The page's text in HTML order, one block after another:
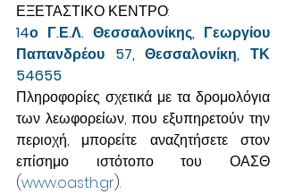
ΕΞΕΤΑΣΤΙΚΟ ΚΕΝΤΡΟ:
14ο Γ.Ε.Λ. Θεσσαλονίκης, Γεωργίου
Παπανδρέου 57, Θεσσαλονίκη, ΤΚ
54655
Πληροφορίες σχετικά με τα δρομολόγια
των λεωφορείων, που εξυπηρετούν την
περιοχή, μπορείτε αναζητήσετε στον
επίσημο ιστότοπο του ΟΑΣΘ
(www.oasth.gr).